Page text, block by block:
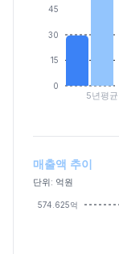
5년평균
0
15
30
45
매출액 추이
단위: 억원
574.625억